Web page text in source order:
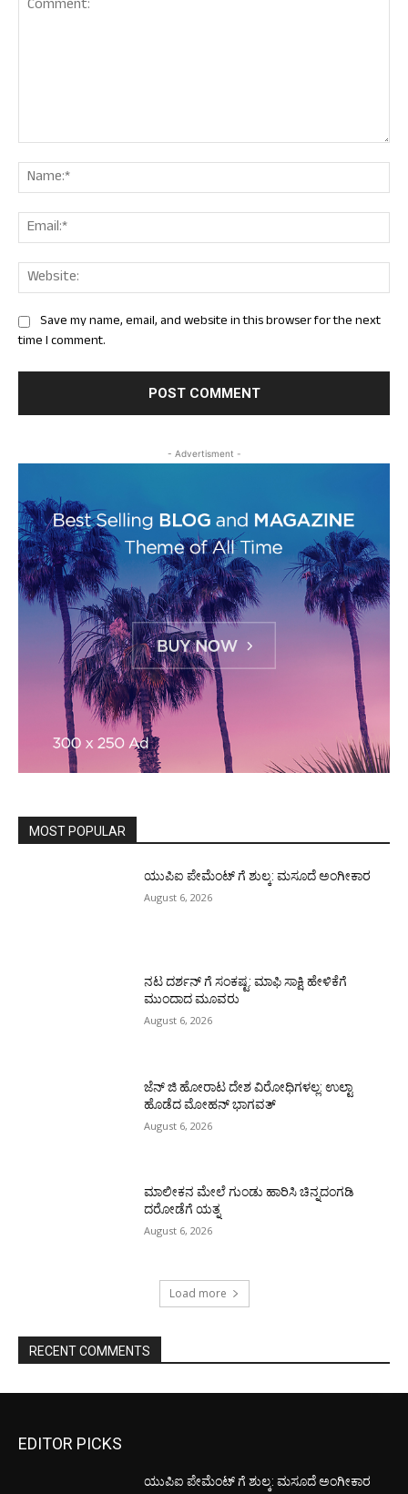
Save my name, email, and website in this browser for the next
time I comment.
- Advertisment -
MOST POPULAR
ಯುಪಿಐ ಪೇಮೆಂಟ್ ಗೆ ಶುಲ್ಕ: ಮಸೂದೆ ಅಂಗೀಕಾರ
August 6, 2026
ನಟ ದರ್ಶನ್ ಗೆ ಸಂಕಷ್ಟ: ಮಾಫಿ ಸಾಕ್ಷಿ ಹೇಳಿಕೆಗೆ
ಮುಂದಾದ ಮೂವರು
August 6, 2026
ಜೆನ್ ಜಿ ಹೋರಾಟ ದೇಶ ವಿರೋಧಿಗಳಲ್ಲ: ಉಲ್ಟಾ
ಹೊಡೆದ ಮೋಹನ್ ಭಾಗವತ್
August 6, 2026
ಮಾಲೀಕನ ಮೇಲೆ ಗುಂಡು ಹಾರಿಸಿ ಚಿನ್ನದಂಗಡಿ
ದರೋಡೆಗೆ ಯತ್ನ
August 6, 2026
Load more
RECENT COMMENTS
EDITOR PICKS
ಯುಪಿಐ ಪೇಮೆಂಟ್ ಗೆ ಶುಲ್ಕ: ಮಸೂದೆ ಅಂಗೀಕಾರ